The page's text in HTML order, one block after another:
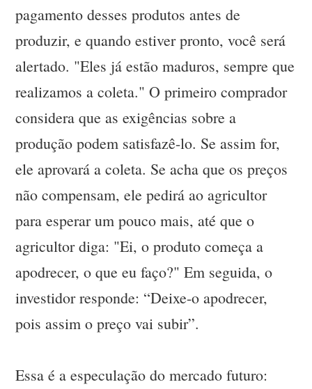
pagamento desses produtos antes de
produzir, e quando estiver pronto, você será
alertado. "Eles já estão maduros, sempre que
realizamos a coleta." O primeiro comprador
considera que as exigências sobre a
produção podem satisfazê-lo. Se assim for,
ele aprovará a coleta. Se acha que os preços
não compensam, ele pedirá ao agricultor
para esperar um pouco mais, até que o
agricultor diga: "Ei, o produto começa a
apodrecer, o que eu faço?" Em seguida, o
investidor responde: “Deixe-o apodrecer,
pois assim o preço vai subir”.
Essa é a especulação do mercado futuro: